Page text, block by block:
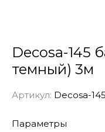
Decosa-145
темный) 3м
Артикул: Decosa-145
Параметры